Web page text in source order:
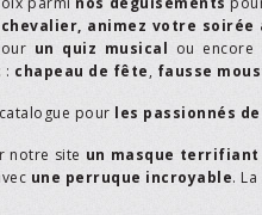
animez votre soirée
un quiz musical ou encore
: chapeau de fête, fausse
pour les passionnés
notre site un masque terrifiant
une perruque incroyable.